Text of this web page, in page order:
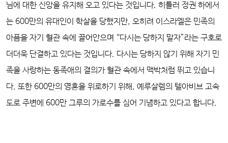
님에 대한 신앙을 유지해 오고 있다는 것입니다. 히틀러 정권 하에서
는 600만의 유대인이 학살을 당했지만, 오히려 이스라엘은 민족의
아픔을 자기 혈관 속에 끌어안으며 “다시는 당하지 말자”라는 구호로
더더욱 단결하고 있다는 것입니다. 다시는 당하지 않기 위해 자기 민
족을 사랑하는 동족애의 결의가 혈관 속에서 맥박처럼 뛰고 있습니
다. 또한 600만의 영혼을 위로하기 위해, 예루살렘의 텔아비브 고속
도로 주변에 600만 그루의 가로수를 심어 기념하고 있다고 합니다.